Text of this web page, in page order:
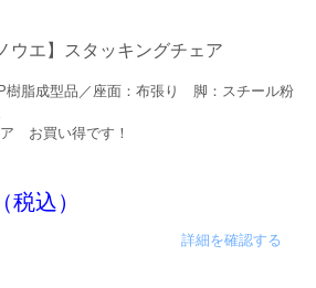
ウエ】スタッキングチェア
樹脂成型品／座面：布張り 脚：スチール粉
お買い得です！
税込）
詳細を確認する